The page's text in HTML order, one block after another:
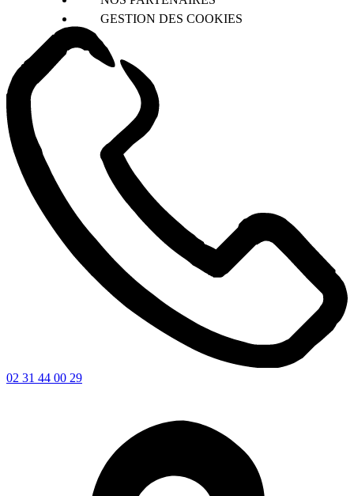
GESTION DES COOKIES
02 31 44 00 29